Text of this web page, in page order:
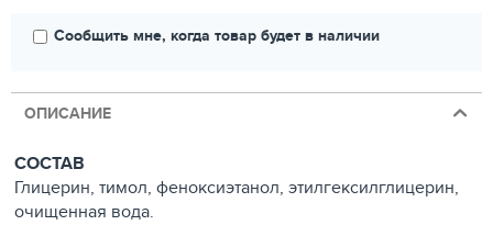
Сообщить мне, когда товар будет в наличии
ОПИСАНИЕ
СОСТАВ
Глицерин, тимол, феноксиэтанол, этилгексилглицерин,
очищенная вода.